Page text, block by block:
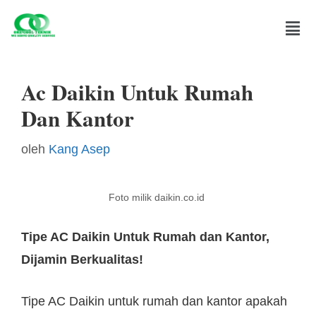
Ac Daikin Untuk Rumah
Dan Kantor
oleh Kang Asep
Foto milik daikin.co.id
Tipe AC Daikin Untuk Rumah dan Kantor,
Dijamin Berkualitas!
Tipe AC Daikin untuk rumah dan kantor apakah